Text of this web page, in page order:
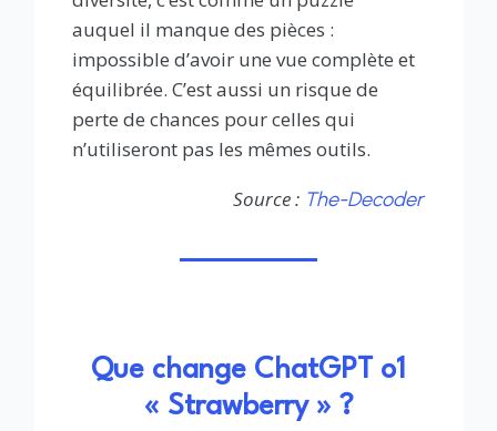
auquel il manque des pièces :
impossible d’avoir une vue complète et
équilibrée. C’est aussi un risque de
perte de chances pour celles qui
n’utiliseront pas les mêmes outils.
Source : The-Decoder
Que change ChatGPT o1
« Strawberry » ?